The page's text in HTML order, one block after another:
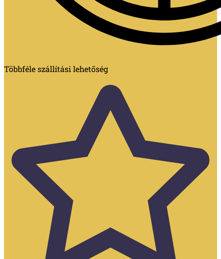
Többféle szállítási lehetőség